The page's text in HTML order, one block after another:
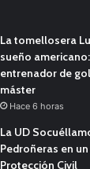
La tomellosera
sueño
entrenador de
máster
Hace 6 horas
La UD
Pedroñeras en
Protección Civil